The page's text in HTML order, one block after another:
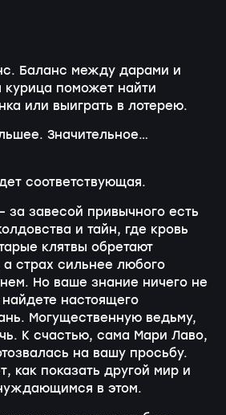
Баланс между дарами и
поможет найти
или выиграть в лотерею.
Значительное…
соответствующая.
за завесой привычного есть
и тайн, где кровь
клятвы обретают
страх сильнее любого
Но ваше знание ничего не
настоящего
Могущественную ведьму,
К счастью, сама Мари Лаво,
на вашу просьбу.
как показать другой мир и
в этом.